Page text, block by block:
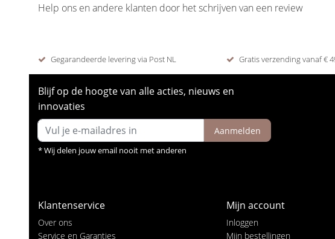
Help ons en andere klanten door het schrijven van een review
Gegarandeerde levering via Post NL Gratis verzending vanaf €
Blijf op de hoogte van alle acties, nieuws en
innovaties
Aanmelden
* Wij delen jouw email nooit met anderen
Klantenservice
Over ons
Service en Garanties
Mijn account
Inloggen
Mijn bestellingen